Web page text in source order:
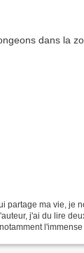
partage ma vie, je
j'ai du lire